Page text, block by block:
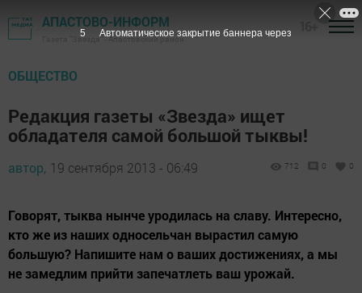
АПАСТОВО-ИНФОРМ
Газета "Звезда" - Апастовский район
ОБЩЕСТВО
Редакция газеты «Звезда» ищет
обладателя самой большой тыквы!
автор, 19 сентября 2013 - 06:49 712 0 0
Говорят, тыква нынче уродилась на славу. Интересно,
кто же из наших односельчан вырастил самую
большую? Напишите нам о ваших достижениях, а мы
не замедлим прийти запечатлеть ваш урожай.
4 Автоматическое закрытие баннера через